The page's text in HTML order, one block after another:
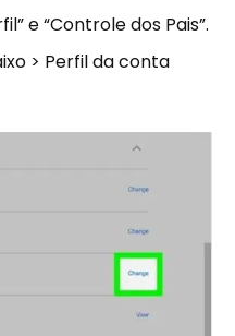
e “Controle dos Pais”.
> Perfil da conta